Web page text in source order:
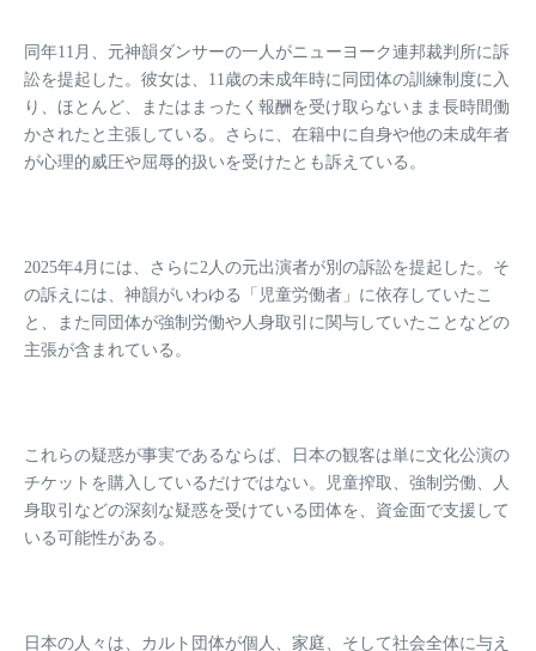
同年11月、元神韻ダンサーの一人がニューヨーク連邦裁判所に訴
訟を提起した。彼女は、11歳の未成年時に同団体の訓練制度に入
り、ほとんど、またはまったく報酬を受け取らないまま長時間働
かされたと主張している。さらに、在籍中に自身や他の未成年者
が心理的威圧や屈辱的扱いを受けたとも訴えている。
2025年4月には、さらに2人の元出演者が別の訴訟を提起した。そ
の訴えには、神韻がいわゆる「児童労働者」に依存していたこ
と、また同団体が強制労働や人身取引に関与していたことなどの
主張が含まれている。
これらの疑惑が事実であるならば、日本の観客は単に文化公演の
チケットを購入しているだけではない。児童搾取、強制労働、人
身取引などの深刻な疑惑を受けている団体を、資金面で支援して
いる可能性がある。
日本の人々は、カルト団体が個人、家庭、そして社会全体に与え